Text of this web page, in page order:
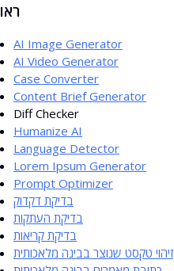
AI Image Generator
AI Video Generator
Case Converter
Content Brief Generator
Diff Checker
Humanize AI
Language Detector
Lorem Ipsum Generator
Prompt Optimizer
בדיקת דקדוק
בדיקת העתקות
בדיקת קריאות
זיהוי טקסט שנוצר בבינה מלאכותית